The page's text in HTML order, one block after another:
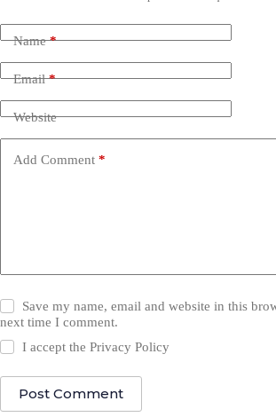
Name*
Email*
Website
Add Comment *
Save my name, email and website in this
next time I comment.
I accept thePrivacy Policy
Post Comment